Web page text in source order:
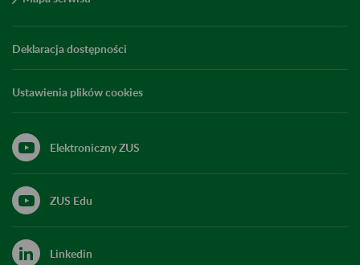
Deklaracja dostępności
Ustawienia plików cookies
Elektroniczny ZUS
ZUS Edu
Linkedin